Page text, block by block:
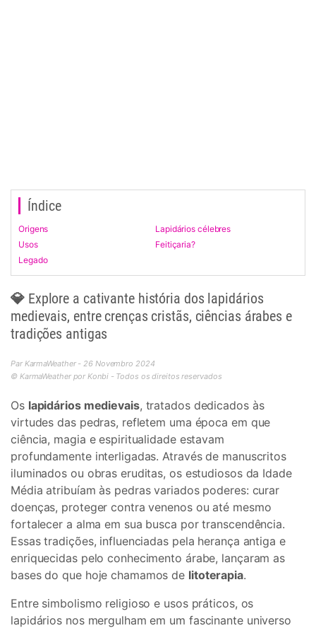
Índice
Origens
Lapidários célebres
Usos
Feitiçaria?
Legado
💎 Explore a cativante história dos lapidários
medievais, entre crenças cristãs, ciências árabes e
tradições antigas
Par KarmaWeather - 26 Novembro 2024
© KarmaWeather por Konbi - Todos os direitos reservados
Os lapidários medievais, tratados dedicados às
virtudes das pedras, refletem uma época em que
ciência, magia e espiritualidade estavam
profundamente interligadas. Através de manuscritos
iluminados ou obras eruditas, os estudiosos da Idade
Média atribuíam às pedras variados poderes: curar
doenças, proteger contra venenos ou até mesmo
fortalecer a alma em sua busca por transcendência.
Essas tradições, influenciadas pela herança antiga e
enriquecidas pelo conhecimento árabe, lançaram as
bases do que hoje chamamos de litoterapia.
Entre simbolismo religioso e usos práticos, os
lapidários nos mergulham em um fascinante universo